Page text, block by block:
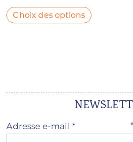
Choix des options
Adresse e-mail *